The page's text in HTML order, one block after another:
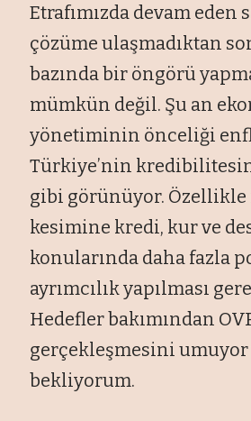
Etrafımızda devam eden
çözüme ulaşmadıktan
bazında bir öngörü
mümkün değil. Şu an
yönetiminin önceliği
Türkiye’nin
gibi görünüyor.
kesimine kredi, kur ve
konularında daha fazla
ayrımcılık yapılması
Hedefler bakımından
gerçekleşmesini umuyor
bekliyorum.